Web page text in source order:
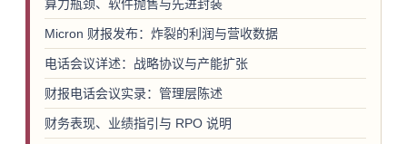
算力瓶颈、软件抛售与先进封装
Micron 财报发布：炸裂的利润与营收数据
电话会议详述：战略协议与产能扩张
财报电话会议实录：管理层陈述
财务表现、业绩指引与 RPO 说明